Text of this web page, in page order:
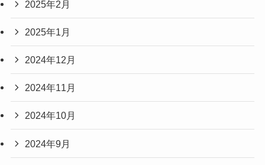
2025年2月
2025年1月
2024年12月
2024年11月
2024年10月
2024年9月